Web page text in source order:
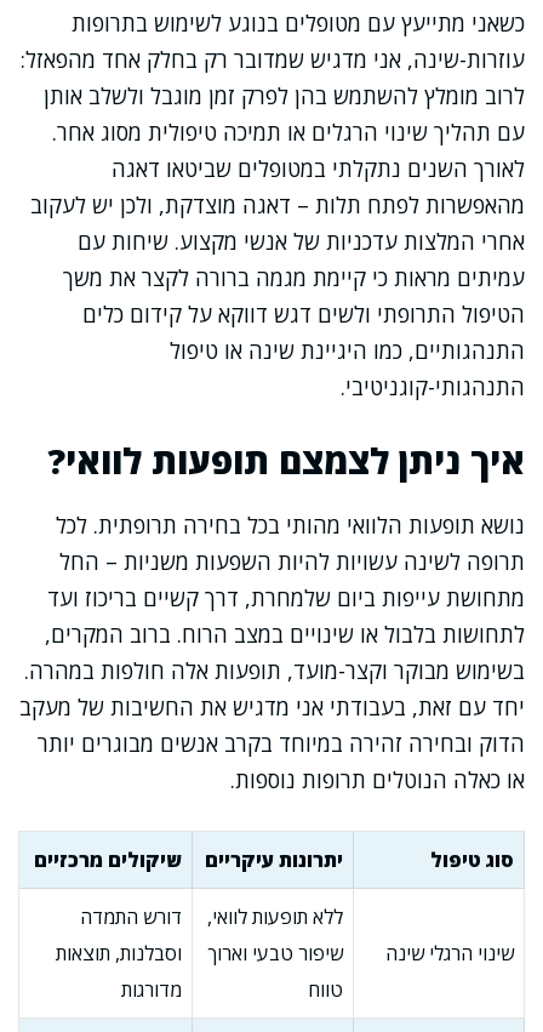
כשאני מתייעץ עם מטופלים בנוגע לשימוש בתרופות
עוזרות-שינה, אני מדגיש שמדובר רק בחלק אחד מהפאזל:
לרוב מומלץ להשתמש בהן לפרק זמן מוגבל ולשלב אותן
עם תהליך שינוי הרגלים או תמיכה טיפולית מסוג אחר.
לאורך השנים נתקלתי במטופלים שביטאו דאגה
מהאפשרות לפתח תלות – דאגה מוצדקת, ולכן יש לעקוב
אחרי המלצות עדכניות של אנשי מקצוע. שיחות עם
עמיתים מראות כי קיימת מגמה ברורה לקצר את משך
הטיפול התרופתי ולשים דגש דווקא על קידום כלים
התנהגותיים, כמו היגיינת שינה או טיפול
התנהגותי-קוגניטיבי.
איך ניתן לצמצם תופעות לוואי?
נושא תופעות הלוואי מהותי בכל בחירה תרופתית. לכל
תרופה לשינה עשויות להיות השפעות משניות – החל
מתחושת עייפות ביום שלמחרת, דרך קשיים בריכוז ועד
לתחושות בלבול או שינויים במצב הרוח. ברוב המקרים,
בשימוש מבוקר וקצר-מועד, תופעות אלה חולפות במהרה.
יחד עם זאת, בעבודתי אני מדגיש את החשיבות של מעקב
הדוק ובחירה זהירה במיוחד בקרב אנשים מבוגרים יותר
או כאלה הנוטלים תרופות נוספות.
סוג טיפול יתרונות עיקריים שיקולים מרכזיים
שינוי הרגלי שינה
ללא תופעות לוואי,
שיפור טבעי וארוך
טווח
דורש התמדה
וסבלנות, תוצאות
מדורגות